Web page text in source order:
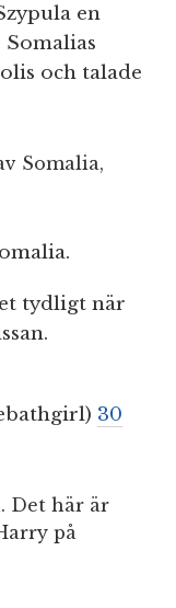
en
Somalias
och talade
Somalia,
tydligt när
30
Det här är
på